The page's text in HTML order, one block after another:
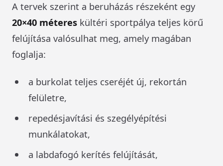
A tervek szerint a beruházás részeként egy
20×40 méteres kültéri sportpálya teljes körű
felújítása valósulhat meg, amely magában
foglalja:
a burkolat teljes cseréjét új, rekortán
felületre,
repedésjavítási és szegélyépítési
munkálatokat,
a labdafogó kerítés felújítását,